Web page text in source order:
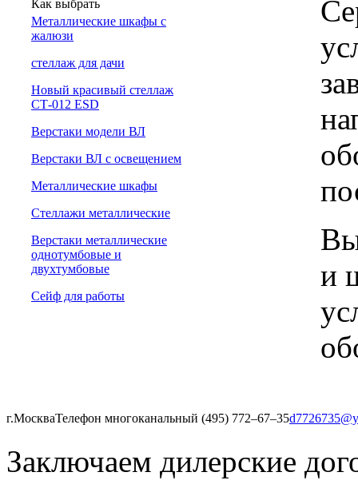
Как выбрать
Металлические шкафы с
жалюзи
cтеллаж для дачи
Новый красивый стеллаж
СТ-012 ESD
Верстаки модели ВЛ
Верстаки ВЛ с освещением
Металлические шкафы
Стеллажи металлические
Верстаки металлические
однотумбовые и
двухтумбовые
Сейф для работы
и
г.МоскваТелефон многоканальный (495) 772‒67‒35
Заключаем дилерские